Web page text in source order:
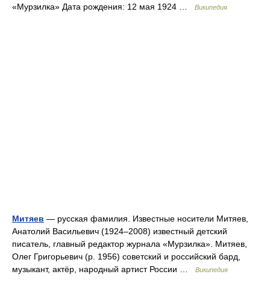
«Мурзилка» Дата рождения: 12 мая 1924 …
Википедия
Митяев — русская фамилия. Известные носители Митяев,
Анатолий Васильевич (1924–2008) известный детский
писатель, главный редактор журнала «Мурзилка». Митяев,
Олег Григорьевич (р. 1956) советский и российский бард,
музыкант, актёр, народный артист России …
Википедия